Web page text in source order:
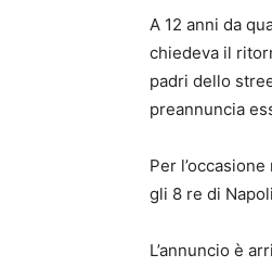
A 12 anni da
chiedeva il
padri dello
preannuncia
Per
gli 8 re di
L’annuncio è